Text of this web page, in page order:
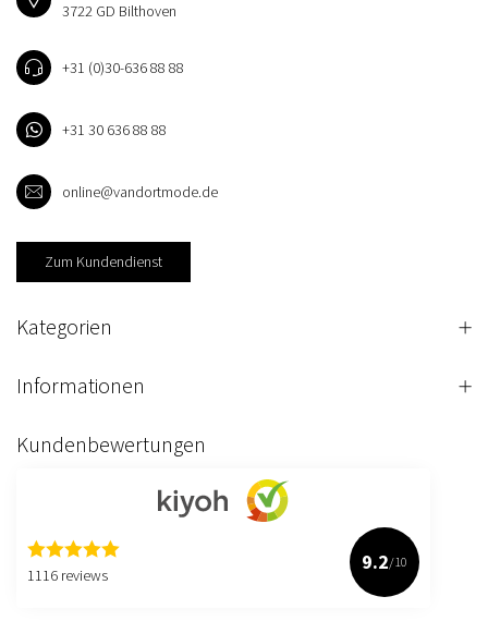
3722 GD Bilthoven
+31 (0)30-636 88 88
+31 30 636 88 88
online@vandortmode.de
Zum Kundendienst
Kategorien
Informationen
Kundenbewertungen
1116 reviews
9.2/10